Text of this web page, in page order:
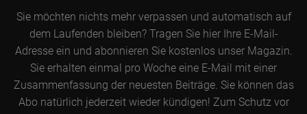
Sie möchten nichts mehr verpassen und automatisch auf
dem Laufenden bleiben? Tragen Sie hier Ihre E-Mail-
Adresse ein und abonnieren Sie kostenlos unser Magazin.
Sie erhalten einmal pro Woche eine E-Mail mit einer
Zusammenfassung der neuesten Beiträge. Sie können das
Abo natürlich jederzeit wieder kündigen! Zum Schutz vor